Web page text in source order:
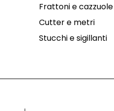
Frattoni e cazzuole
Cutter e metri
Stucchi e sigillanti